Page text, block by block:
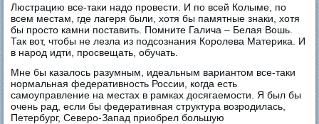
Люстрацию все-таки надо провести. И по всей Колыме, по
всем местам, где лагеря были, хотя бы памятные знаки, хотя
бы просто камни поставить. Помните Галича – Белая Вошь.
Так вот, чтобы не лезла из подсознания Королева Материка. И
в народ идти, просвещать, обучать.
Мне бы казалось разумным, идеальным вариантом все-таки
нормальная федеративность России, когда есть
самоуправление на местах в рамках досягаемости. Я был бы
очень рад, если бы федеративная структура возродилась,
Петербург, Северо-Запад приобрел большую